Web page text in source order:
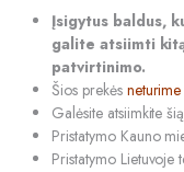
Įsigytus baldus,
galite atsiimti
patvirtinimo.
Šios prekės neturime
Galėsite atsiimkite
Pristatymo Kauno
Pristatymo Lietuvoje